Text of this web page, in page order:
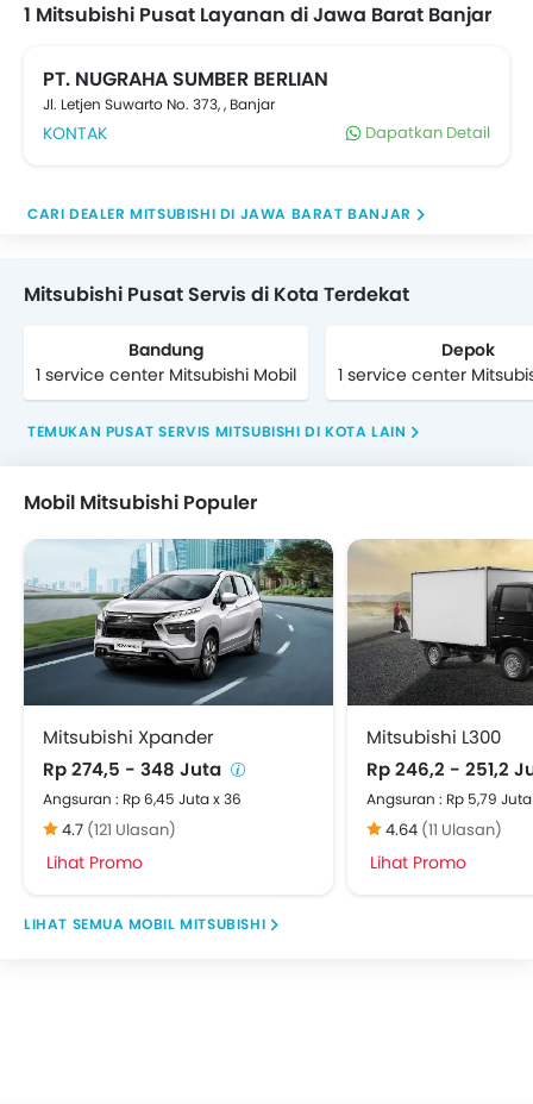
tunai atauKredit Mobil. Pilihan mobilKredit Multiguna
1 Mitsubishi Pusat Layanan di Jawa Barat Banjar
PT. NUGRAHA SUMBER BERLIAN
Jl. Letjen Suwarto No. 373, , Banjar
KONTAK Dapatkan Detail
CARI DEALER MITSUBISHI DI JAWA BARAT BANJAR
Mitsubishi Pusat Servis di Kota Terdekat
Bandung
1 service center Mitsubishi Mobil
Depok
1 service center
TEMUKAN PUSAT SERVIS MITSUBISHI DI KOTA LAIN
Mobil Mitsubishi Populer
Mitsubishi Xpander
Rp 274,5 - 348 Juta
Angsuran : Rp 6,45 Juta x 36
4.7 (121 Ulasan)
Lihat Promo
Mitsubishi L300
Rp 246,2 - 251,2
Angsuran : Rp 5,79
4.64 (11 Ulasan)
Lihat Promo
MOBIL MITSUBISHI